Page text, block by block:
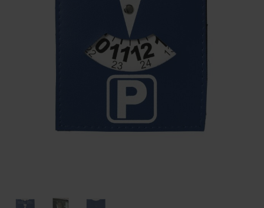
Outdoor & Vrije Tijd
Gezondheid & Verzorging
Paraplu's